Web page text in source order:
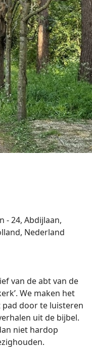
- 24, Abdijlaan,
Nederland
van de abt van de
We maken het
door te luisteren
uit de bijbel.
niet hardop